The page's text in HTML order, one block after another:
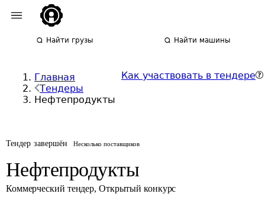
Найти грузы Найти машины
Главная
Тендеры
Нефтепродукты
Как участвовать в тендере
Тендер завершён Несколько поставщиков
Нефтепродукты
Коммерческий тендер, Открытый конкурс